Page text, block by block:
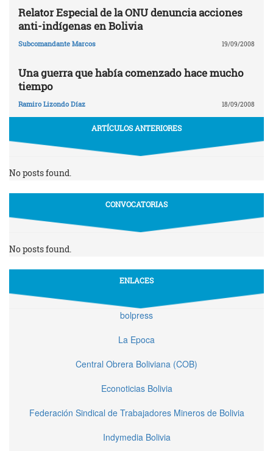
Relator Especial de la ONU denuncia acciones
anti-indígenas en Bolivia
Subcomandante Marcos 19/09/2008
Una guerra que había comenzado hace mucho
tiempo
Ramiro Lizondo Díaz 18/09/2008
ARTÍCULOS ANTERIORES
No posts found.
CONVOCATORIAS
No posts found.
ENLACES
bolpress
La Epoca
Central Obrera Boliviana (COB)
Econoticias Bolivia
Federación Sindical de Trabajadores Mineros de Bolivia
Indymedia Bolivia